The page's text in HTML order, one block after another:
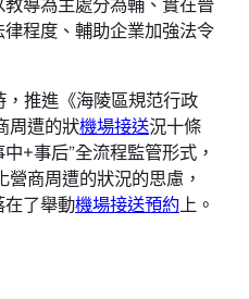
律程度、輔助企業加強法令
，推進《海陵區規范行政
周遭的狀機場接送況十條
+事后”全流程監管形式，
商周遭的狀況的思慮，
在了舉動機場接送預約上。